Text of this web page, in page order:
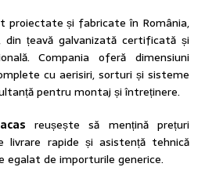
proiectate și fabricate în România,
din țeavă galvanizată certificată și
Compania oferă dimensiuni
cu aerisiri, sorturi și sisteme
pentru montaj și întreținere.
reușește să mențină prețuri
livrare rapide și asistență tehnică
egalat de importurile generice.